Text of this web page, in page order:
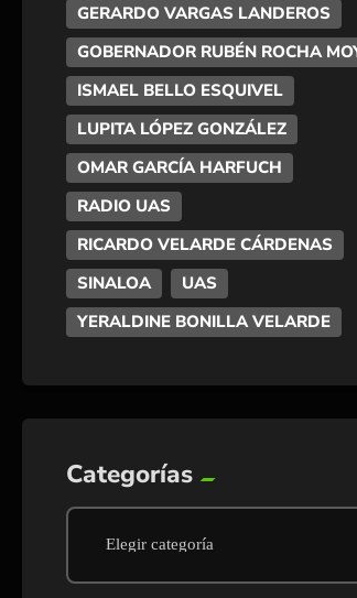
GERARDO VARGAS LANDEROS
GOBERNADOR RUBÉN ROCHA
ISMAEL BELLO ESQUIVEL
LUPITA LÓPEZ GONZÁLEZ
OMAR GARCÍA HARFUCH
RADIO UAS
RICARDO VELARDE CÁRDENAS
SINALOA
UAS
YERALDINE BONILLA VELARDE
Categorías